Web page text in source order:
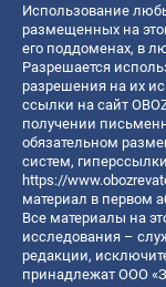
Использование
размещенных на
его поддоменах, в
Разрешается
разрешения на их
ссылки на сайт
получении
обязательном
систем,
https://
материал в первом
Все материалы на
исследования –
редакции,
принадлежат ООО